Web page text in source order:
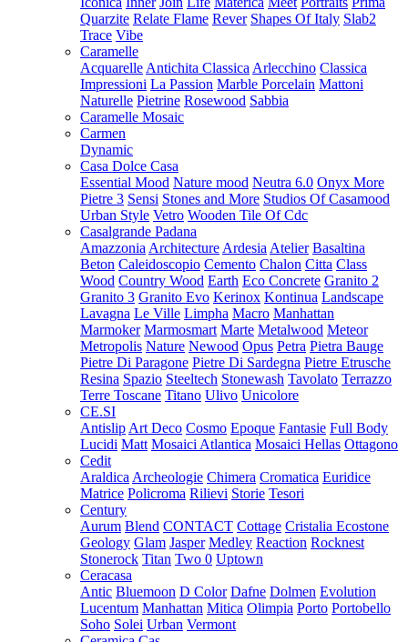
Quarzite Relate Flame Rever Shapes Of Italy Slab2
Trace Vibe
Caramelle
Acquarelle Antichita Classica Arlecchino Classica
Impressioni La Passion Marble Porcelain Mattoni
Naturelle Pietrine Rosewood Sabbia
Caramelle Mosaic
Carmen
Dynamic
Casa Dolce Casa
Essential Mood Nature mood Neutra 6.0 Onyx More
Pietre 3 Sensi Stones and More Studios Of Casamood
Urban Style Vetro Wooden Tile Of Cdc
Casalgrande Padana
Amazzonia Architecture Ardesia Atelier Basaltina
Beton Caleidoscopio Cemento Chalon Citta Class
Wood Country Wood Earth Eco Concrete Granito 2
Granito 3 Granito Evo Kerinox Kontinua Landscape
Lavagna Le Ville Limpha Macro Manhattan
Marmoker Marmosmart Marte Metalwood Meteor
Metropolis Nature Newood Opus Petra Pietra Bauge
Pietre Di Paragone Pietre Di Sardegna Pietre Etrusche
Resina Spazio Steeltech Stonewash Tavolato Terrazzo
Terre Toscane Titano Ulivo Unicolore
CE.SI
Antislip Art Deco Cosmo Epoque Fantasie Full Body
Lucidi Matt Mosaici Atlantica Mosaici Hellas Ottagono
Cedit
Araldica Archeologie Chimera Cromatica Euridice
Matrice Policroma Rilievi Storie Tesori
Century
Aurum Blend CONTACT Cottage Cristalia Ecostone
Geology Glam Jasper Medley Reaction Rocknest
Stonerock Titan Two 0 Uptown
Ceracasa
Antic Bluemoon D Color Dafne Dolmen Evolution
Lucentum Manhattan Mitica Olimpia Porto Portobello
Soho Solei Urban Vermont